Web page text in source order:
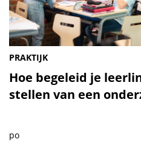
Hoe begeleid je
stellen van een
PRAKTIJK
po